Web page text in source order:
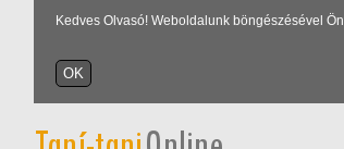
Kedves Olvasó! Weboldalunk böngészésével